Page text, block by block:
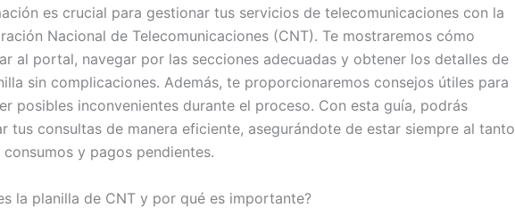
es crucial para gestionar tus servicios de telecomunicaciones con la
Nacional de Telecomunicaciones (CNT). Te mostraremos cómo
al portal, navegar por las secciones adecuadas y obtener los detalles de
sin complicaciones. Además, te proporcionaremos consejos útiles para
posibles inconvenientes durante el proceso. Con esta guía, podrás
tus consultas de manera eficiente, asegurándote de estar siempre al tanto
consumos y pagos pendientes.
la planilla de CNT y por qué es importante?